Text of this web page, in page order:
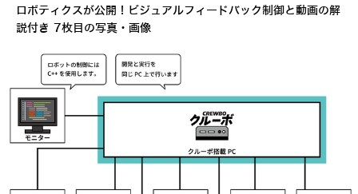
ロボティクスが公開！ビジュアルフィードバック制御と動画の解
説付き 7枚目の写真・画像